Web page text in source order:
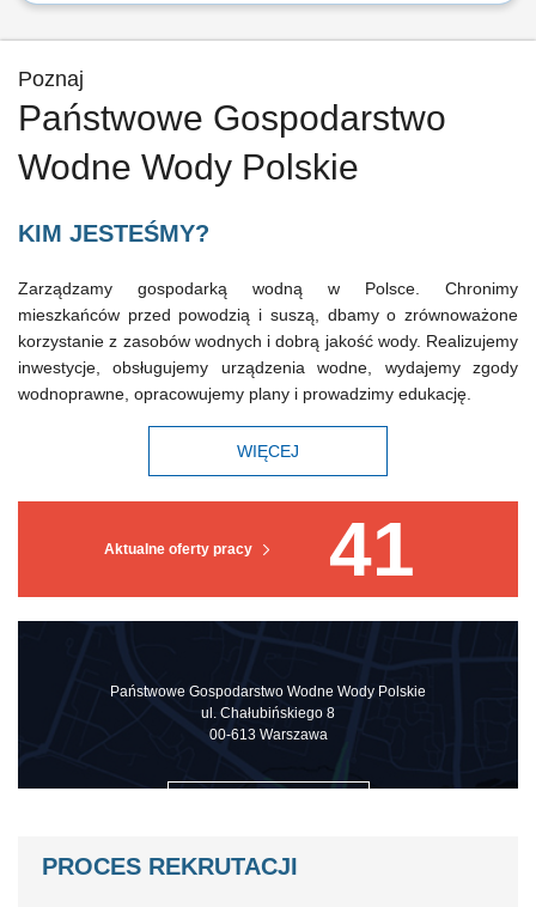
Poznaj
Państwowe Gospodarstwo
Wodne Wody Polskie
Aktualne oferty pracy 41
Państwowe Gospodarstwo Wodne Wody Polskie
ul. Chałubińskiego 8
00-613 Warszawa
KIM JESTEŚMY?
Zarządzamy gospodarką wodną w Polsce. Chronimy
mieszkańców przed powodzią i suszą, dbamy o zrównoważone
korzystanie z zasobów wodnych i dobrą jakość wody. Realizujemy
inwestycje, obsługujemy urządzenia wodne, wydajemy zgody
wodnoprawne, opracowujemy plany i prowadzimy edukację.
WIĘCEJ
PROCES REKRUTACJI